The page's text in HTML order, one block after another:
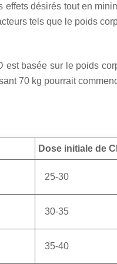
désirés tout en
tels que le poids
basée sur le poids
70 kg pourrait
Dose initiale de
25-30
30-35
35-40